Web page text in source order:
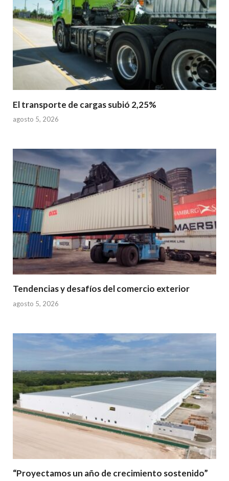
El transporte de cargas subió 2,25%
agosto 5, 2026
Tendencias y desafíos del comercio exterior
agosto 5, 2026
“Proyectamos un año de crecimiento sostenido”